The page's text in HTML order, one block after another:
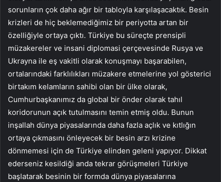
sorunların çok daha ağır bir tabloyla karşılaşacaktık. Besin
krizleri de hiç beklemediğimiz bir periyotta artan bir
özelliğiyle ortaya çıktı. Türkiye bu süreçte prensipli
müzakereler ve insani diplomasi çerçevesinde Rusya ve
Ukrayna ile eş vakitli olarak konuşmayı başarabilen,
ortalarındaki farklılıkları müzakere etmelerine yol gösterici
birtakım kelamların sahibi olan bir ülke olarak,
Cumhurbaşkanımız da global bir önder olarak tahıl
koridorunun açık tutulmasını temin etmiş oldu. Bunun
inşallah dünya piyasalarında daha fazla açlık ve kıtlığın
ortaya çıkmasını önleyecek bir besin arzı krizine
dönmemesi için de Türkiye elinden geleni yapıyor. Dikkat
ederseniz kesildiği anda tekrar görüşmeleri Türkiye
başlatarak besinin bir formda dünya piyasalarına